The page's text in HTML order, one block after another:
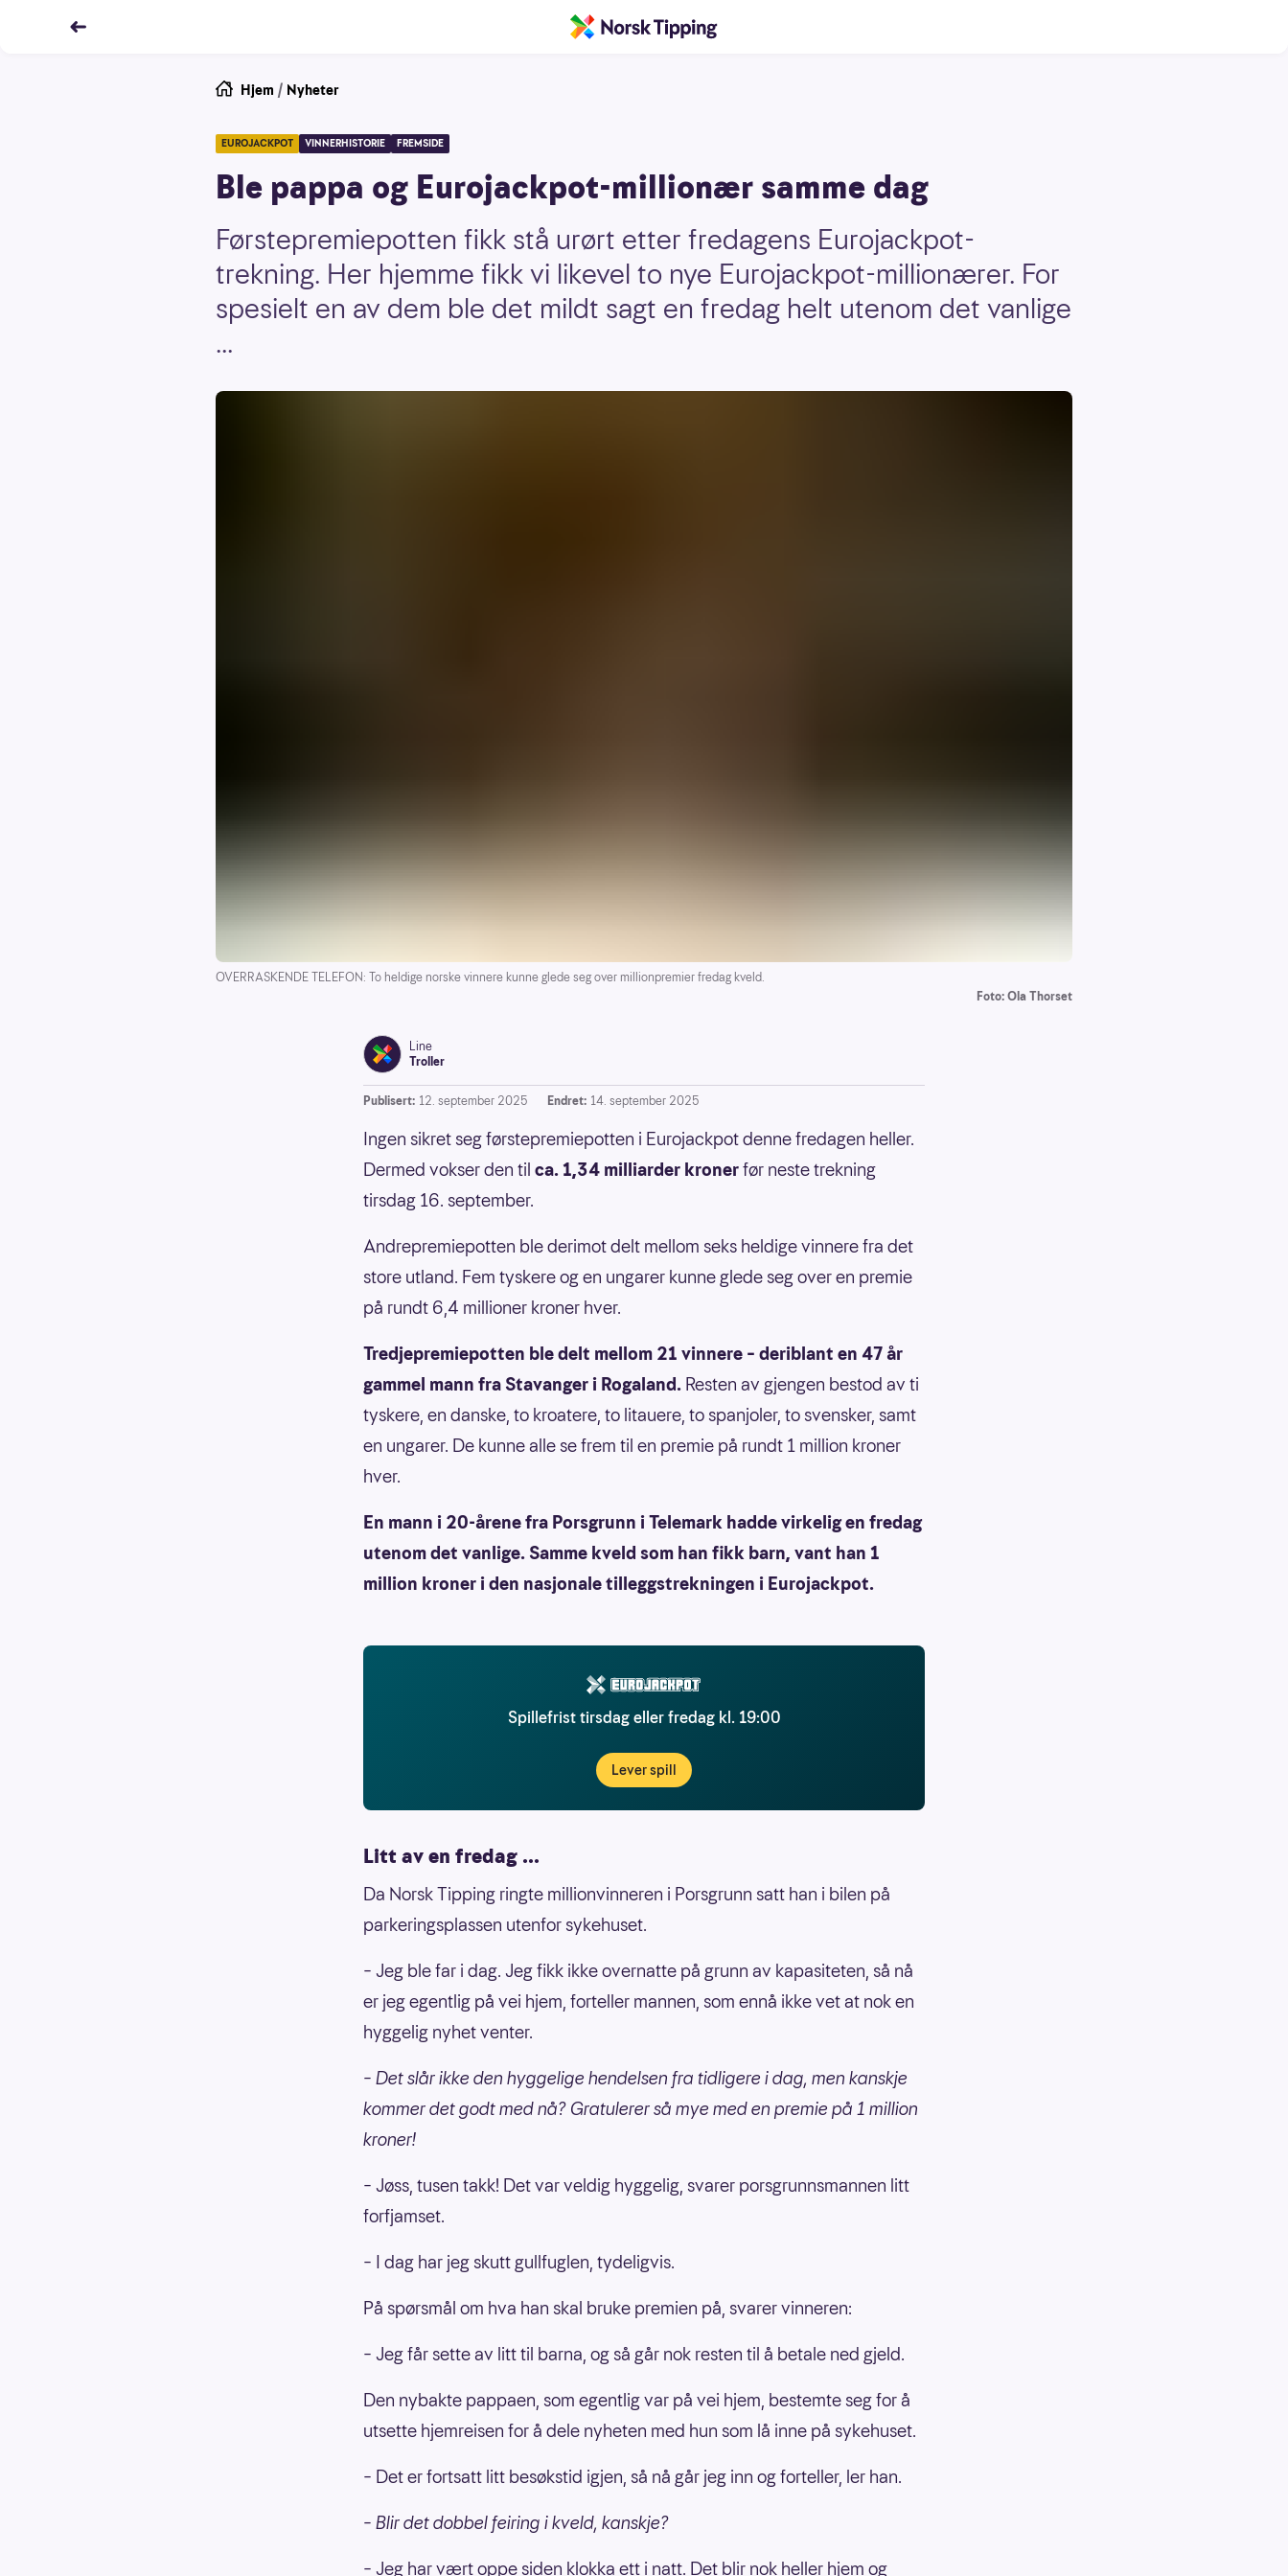
Hjem / Nyheter
EUROJACKPOT VINNERHISTORIE FREMSIDE
Ble pappa og Eurojackpot-millionær samme dag
Førstepremiepotten fikk stå urørt etter fredagens Eurojackpot-
trekning. Her hjemme fikk vi likevel to nye Eurojackpot-millionærer. For
spesielt en av dem ble det mildt sagt en fredag helt utenom det vanlige
...
OVERRASKENDE TELEFON: To heldige norske vinnere kunne glede seg over millionpremier fredag kveld.
Foto: Ola Thorset
Line
Troller
Publisert: 12. september 2025 Endret: 14. september 2025
Ingen sikret seg førstepremiepotten i Eurojackpot denne fredagen heller.
Dermed vokser den til ca. 1,34 milliarder kronerfør neste trekning
tirsdag 16. september.
Andrepremiepotten ble derimot delt mellom seks heldige vinnere fra det
store utland. Fem tyskere og en ungarer kunne glede seg over en premie
på rundt 6,4 millioner kroner hver.
Tredjepremiepotten ble delt mellom 21 vinnere – deriblant en 47 år
gammel mann fra Stavanger i Rogaland. Resten av gjengen bestod av ti
tyskere, en danske, to kroatere, to litauere, to spanjoler, to svensker, samt
en ungarer. De kunne alle se frem til en premie på rundt 1 million kroner
hver.
En mann i 20-årene fra Porsgrunn i Telemark hadde virkelig en fredag
utenom det vanlige. Samme kveld som han fikk barn, vant han 1
million kroner i den nasjonale tilleggstrekningen i Eurojackpot.
Spillefrist tirsdag eller fredag kl. 19:00
Lever spill
Litt av en fredag ...
Da Norsk Tipping ringte millionvinneren i Porsgrunn satt han i bilen på
parkeringsplassen utenfor sykehuset.
– Jeg ble far i dag. Jeg fikk ikke overnatte på grunn av kapasiteten, så nå
er jeg egentlig på vei hjem, forteller mannen, som ennå ikke vet at nok en
hyggelig nyhet venter.
– Det slår ikke den hyggelige hendelsen fra tidligere i dag, men kanskje
kommer det godt med nå? Gratulerer så mye med en premie på 1 million
kroner!
– Jøss, tusen takk! Det var veldig hyggelig, svarer porsgrunnsmannen litt
forfjamset.
– I dag har jeg skutt gullfuglen, tydeligvis.
På spørsmål om hva han skal bruke premien på, svarer vinneren:
– Jeg får sette av litt til barna, og så går nok resten til å betale ned gjeld.
Den nybakte pappaen, som egentlig var på vei hjem, bestemte seg for å
utsette hjemreisen for å dele nyheten med hun som lå inne på sykehuset.
– Det er fortsatt litt besøkstid igjen, så nå går jeg inn og forteller, ler han.
– Blir det dobbel feiring i kveld, kanskje?
– Jeg har vært oppe siden klokka ett i natt. Det blir nok heller hjem og